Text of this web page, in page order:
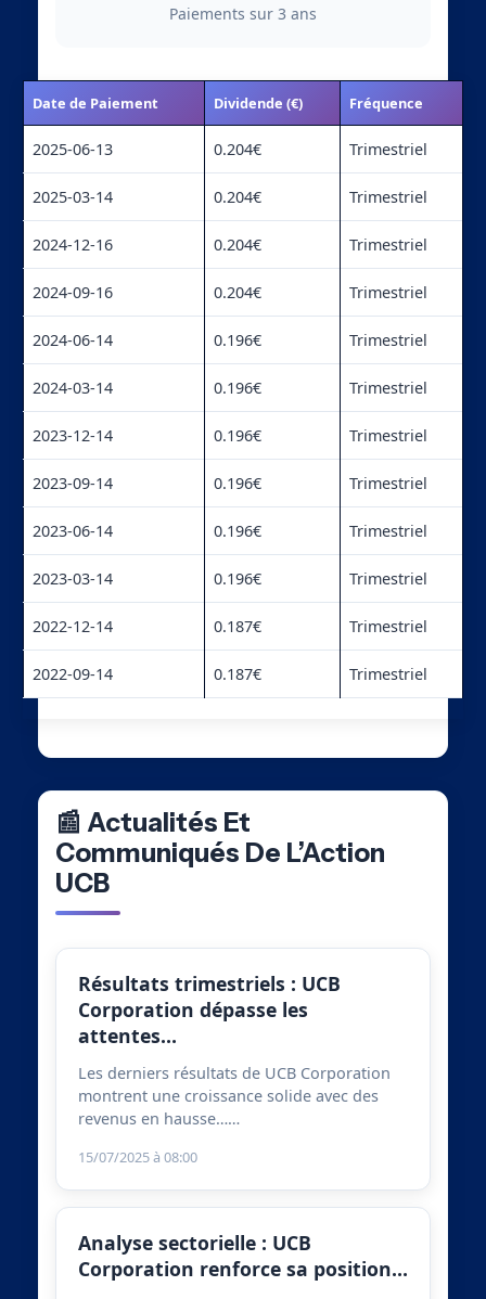
Paiements sur 3 ans
Date de Paiement Dividende (€) Fréquence
2025-06-13 0.204€ Trimestriel
2025-03-14 0.204€ Trimestriel
2024-12-16 0.204€ Trimestriel
2024-09-16 0.204€ Trimestriel
2024-06-14 0.196€ Trimestriel
2024-03-14 0.196€ Trimestriel
2023-12-14 0.196€ Trimestriel
2023-09-14 0.196€ Trimestriel
2023-06-14 0.196€ Trimestriel
2023-03-14 0.196€ Trimestriel
2022-12-14 0.187€ Trimestriel
2022-09-14 0.187€ Trimestriel
📰 Actualités Et
Communiqués De L’Action
UCB
Résultats trimestriels : UCB
Corporation dépasse les
attentes…
Les derniers résultats de UCB Corporation
montrent une croissance solide avec des
revenus en hausse……
15/07/2025 à 08:00
Analyse sectorielle : UCB
Corporation renforce sa position…